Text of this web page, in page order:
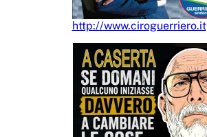
http://www.ciroguerriero.it